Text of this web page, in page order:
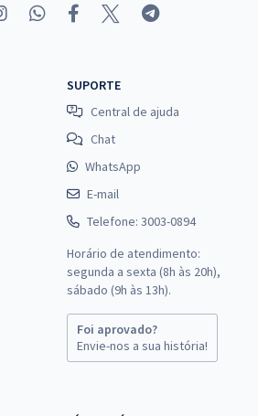
SUPORTE
Central de ajuda
Chat
WhatsApp
E-mail
Telefone: 3003-0894
Horário de atendimento:
segunda a sexta (8h às 20h),
sábado (9h às 13h).
Foi aprovado?
Envie-nos a sua história!